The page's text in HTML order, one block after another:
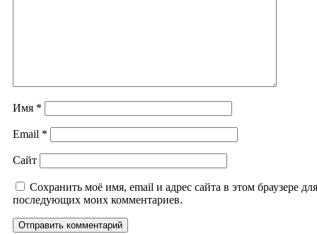
Имя *
Email *
Сайт
Сохранить моё имя, email и адрес сайта в этом браузере для
последующих моих комментариев.